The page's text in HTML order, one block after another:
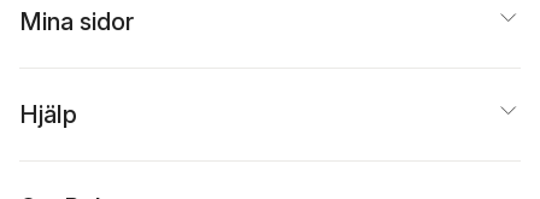
Mina sidor
Hjälp